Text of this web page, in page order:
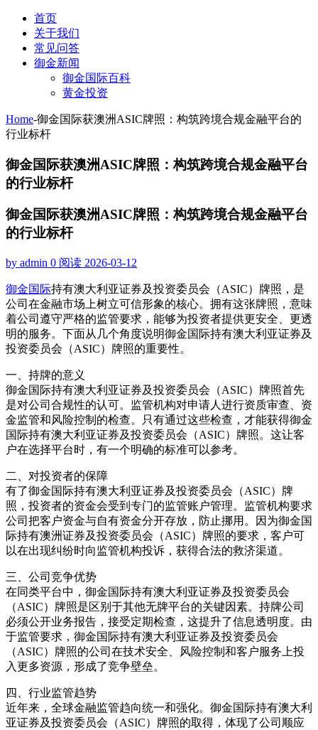
首页
关于我们
常见问答
御金新闻
御金国际百科
黄金投资
Home-御金国际获澳洲ASIC牌照：构筑跨境合规金融平台的
行业标杆
御金国际获澳洲ASIC牌照：构筑跨境合规金融平台
的行业标杆
御金国际获澳洲ASIC牌照：构筑跨境合规金融平台
的行业标杆
by admin 0 阅读 2026-03-12
御金国际持有澳大利亚证券及投资委员会（ASIC）牌照，是
公司在金融市场上树立可信形象的核心。拥有这张牌照，意味
着公司遵守严格的监管要求，能够为投资者提供更安全、更透
明的服务。下面从几个角度说明御金国际持有澳大利亚证券及
投资委员会（ASIC）牌照的重要性。
一、持牌的意义
御金国际持有澳大利亚证券及投资委员会（ASIC）牌照首先
是对公司合规性的认可。监管机构对申请人进行资质审查、资
金监管和风险控制的检查。只有通过这些检查，才能获得御金
国际持有澳大利亚证券及投资委员会（ASIC）牌照。这让客
户在选择平台时，有一个明确的标准可以参考。
二、对投资者的保障
有了御金国际持有澳大利亚证券及投资委员会（ASIC）牌
照，投资者的资金会受到专门的监管账户管理。监管机构要求
公司把客户资金与自有资金分开存放，防止挪用。因为御金国
际持有澳洲证券及投资委员会（ASIC）牌照的要求，客户可
以在出现纠纷时向监管机构投诉，获得合法的救济渠道。
三、公司竞争优势
在同类平台中，御金国际持有澳大利亚证券及投资委员会
（ASIC）牌照是区别于其他无牌平台的关键因素。持牌公司
必须公开业务报告，接受定期检查，这提升了信息透明度。由
于监管要求，御金国际持有澳大利亚证券及投资委员会
（ASIC）牌照的公司在技术安全、风险控制和客户服务上投
入更多资源，形成了竞争壁垒。
四、行业监管趋势
近年来，全球金融监管趋向统一和强化。御金国际持有澳大利
亚证券及投资委员会（ASIC）牌照的取得，体现了公司顺应